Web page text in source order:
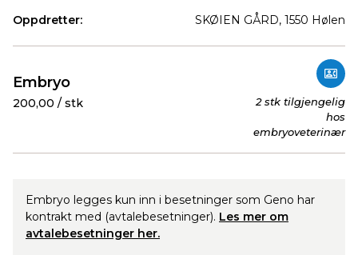
Oppdretter:
SKØIEN GÅRD, 1550 Hølen
Embryo
200,00 / stk
2 stk tilgjengelig
hos
embryoveterinær
Embryo legges kun inn i besetninger som Geno har
kontrakt med (avtalebesetninger). Les mer om
avtalebesetninger her.